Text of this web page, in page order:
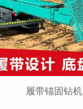
履带锚固钻机